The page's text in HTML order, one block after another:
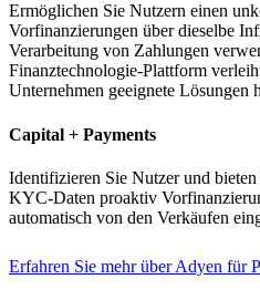
Ermöglichen Sie Nutzern einen
Vorfinanzierungen über dieselbe
Verarbeitung von Zahlungen
Finanztechnologie-Plattform
Unternehmen geeignete Lösungen
​​​Capital​​ + Payments​​​​​
​Identifizieren Sie Nutzer und
KYC-Daten proaktiv
automatisch von den Verkäufen
Erfahren Sie mehr über Adyen für